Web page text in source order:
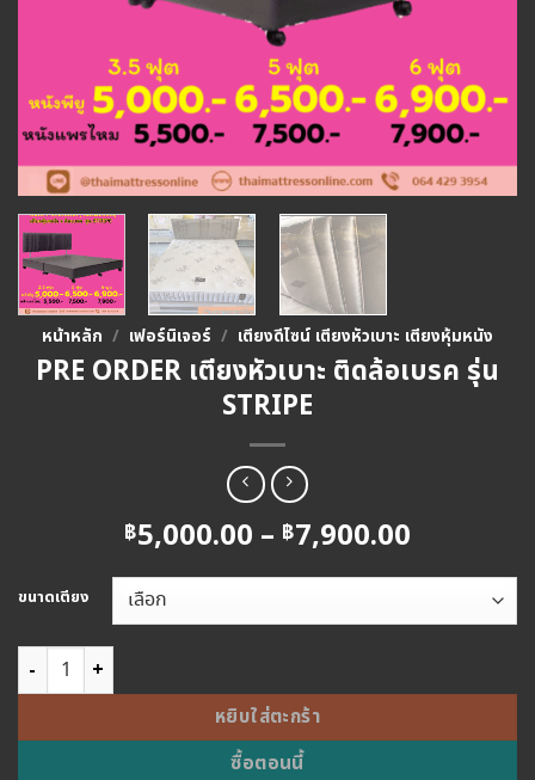
หน้าหลัก / เฟอร์นิเจอร์ / เตียงดีไซน์ เตียงหัวเบาะ เตียงหุ้มหนัง
PRE ORDER เตียงหัวเบาะ ติดล้อเบรค รุ่น
STRIPE
฿5,000.00 – ฿7,900.00
฿
through
ขนาดเตียง
จำนวน PRE ORDER เตียงหัวเบาะ ติดล้อเบรค รุ่น STRIPE ชิ้น
หยิบใส่ตะกร้า
ซื้อตอนนี้